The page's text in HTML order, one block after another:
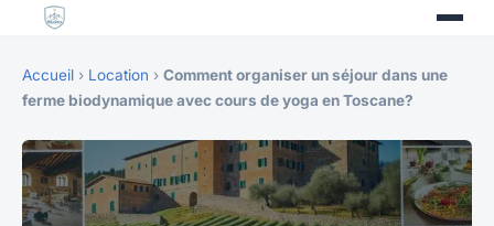
Accueil › Location › Comment organiser un séjour dans une
ferme biodynamique avec cours de yoga en Toscane?